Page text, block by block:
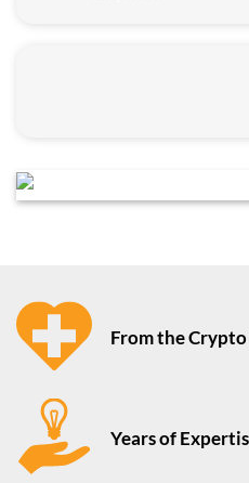
From the
Years of